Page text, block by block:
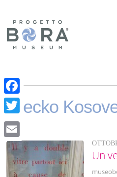
F
c
b
T
w
E
Srecko
Un